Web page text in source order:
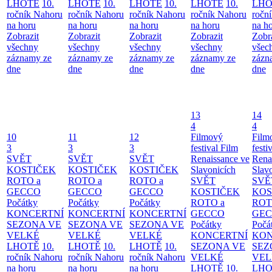
LHOTĚ 10.
ročník Nahoru
na horu
Zobrazit
všechny
záznamy ze
dne
LHOTĚ 10.
ročník Nahoru
na horu
Zobrazit
všechny
záznamy ze
dne
LHOTĚ 10.
ročník Nahoru
na horu
Zobrazit
všechny
záznamy ze
dne
LHOTĚ 10.
ročník Nahoru
na horu
Zobrazit
všechny
záznamy ze
dne
na
dne
10
3
SVĚT
KOSTIČEK
ROTO a
GECCO
Počátky
KONCERTNÍ
SEZONA VE
VELKÉ
LHOTĚ 10.
ročník Nahoru
na horu
11
3
SVĚT
KOSTIČEK
ROTO a
GECCO
Počátky
KONCERTNÍ
SEZONA VE
VELKÉ
LHOTĚ 10.
ročník Nahoru
na horu
12
3
SVĚT
KOSTIČEK
ROTO a
GECCO
Počátky
KONCERTNÍ
SEZONA VE
VELKÉ
LHOTĚ 10.
ročník Nahoru
na horu
13
4
Filmový
festival Film
Renaissance ve
Slavonicích
SVĚT
KOSTIČEK
ROTO a
GECCO
Počátky
KONCERTNÍ
SEZONA VE
VELKÉ
LHOTĚ 10.
14
4